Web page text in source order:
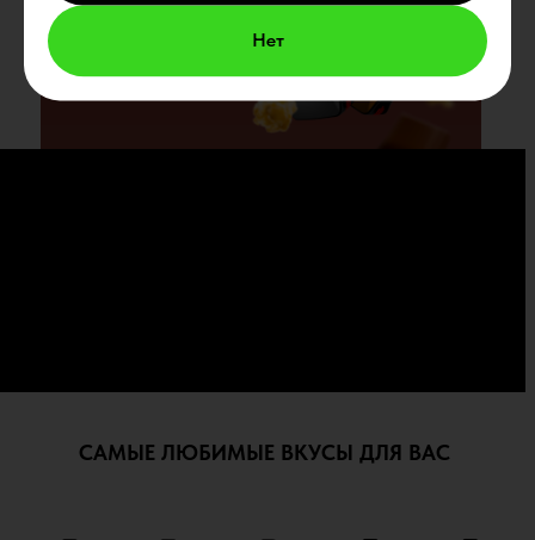
Нет
ИЗЫСКАННЫЕ ВКУСЫ
попкорн
САМЫЕ ЛЮБИМЫЕ ВКУСЫ ДЛЯ ВАС